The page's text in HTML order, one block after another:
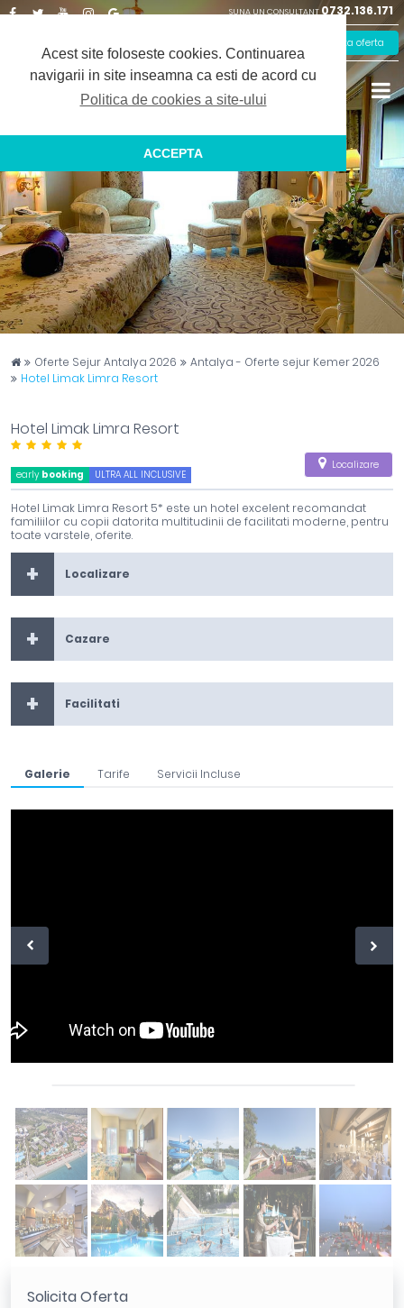
Acest site foloseste cookies. Continuarea
navigarii in site inseamna ca esti de acord cu
Politica de cookies a site-ului
ACCEPTA
Captain Travel
Oferte Sejur Antalya 2026
Antalya - Oferte sejur Kemer 2026
Hotel Limak Limra Resort
Hotel Limak Limra Resort
early booking ULTRA ALL INCLUSIVE
Localizare
Hotel Limak Limra Resort 5* este un hotel excelent recomandat
familiilor cu copii datorita multitudinii de facilitati moderne, pentru
toate varstele, oferite.
Localizare
Cazare
Facilitati
Galerie Tarife Servicii Incluse
Solicita Oferta
SUNA UN CONSULTANT 0732.136.171
Plus
Solicita oferta